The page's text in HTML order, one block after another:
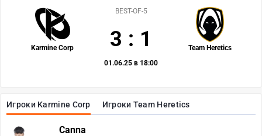
Игроки Karmine Corp Игроки Team Heretics
Canna
Karmine Corp Team Heretics
BEST-OF-5
3 : 1
01.06.25 в 18:00